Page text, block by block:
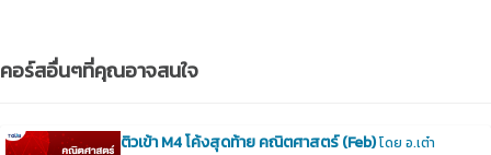
คอร์สอื่นๆที่คุณอาจสนใจ
ติวเข้า M4 โค้งสุดท้าย คณิตศาสตร์ (Feb)โดย อ.เต๋า